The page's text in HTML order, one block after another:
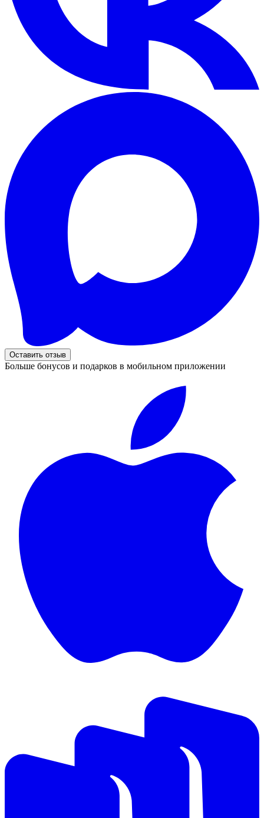
Оставить отзыв
Больше бонусов и подарков в мобильном приложении